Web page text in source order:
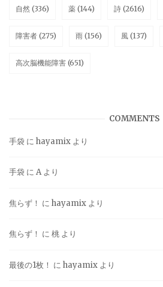
自然 (336) 薬 (144) 詩 (2616)
障害者 (275) 雨 (156) 風 (137)
高次脳機能障害 (651)
COMMENTS
手袋 に hayamix より
手袋 に Aより
焦らず！ に hayamix より
焦らず！ に 桃 より
最後の1枚！ に hayamix より